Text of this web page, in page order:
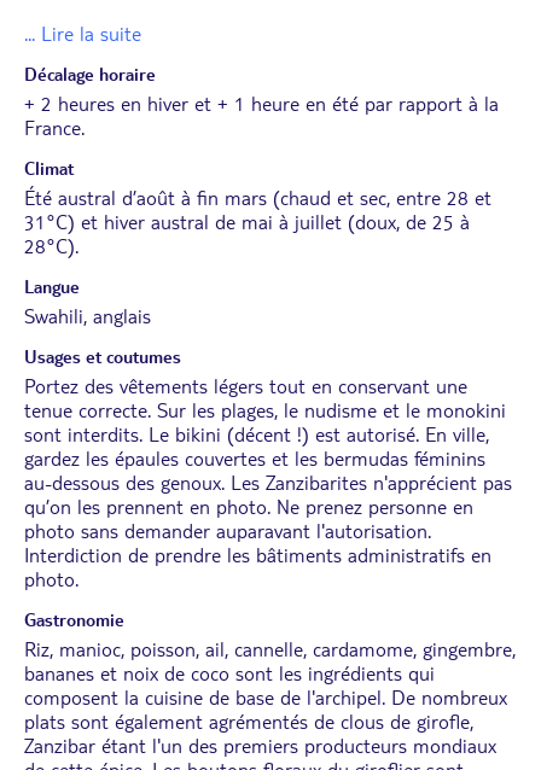
... Lire la suite
Décalage horaire
+ 2 heures en hiver et + 1 heure en été par rapport à la
France.
Climat
Été austral d’août à fin mars (chaud et sec, entre 28 et
31°C) et hiver austral de mai à juillet (doux, de 25 à
28°C).
Langue
Swahili, anglais
Usages et coutumes
Portez des vêtements légers tout en conservant une
tenue correcte. Sur les plages, le nudisme et le monokini
sont interdits. Le bikini (décent !) est autorisé. En ville,
gardez les épaules couvertes et les bermudas féminins
au-dessous des genoux. Les Zanzibarites n'apprécient pas
qu’on les prennent en photo. Ne prenez personne en
photo sans demander auparavant l'autorisation.
Interdiction de prendre les bâtiments administratifs en
photo.
Gastronomie
Riz, manioc, poisson, ail, cannelle, cardamome, gingembre,
bananes et noix de coco sont les ingrédients qui
composent la cuisine de base de l'archipel. De nombreux
plats sont également agrémentés de clous de girofle,
Zanzibar étant l'un des premiers producteurs mondiaux